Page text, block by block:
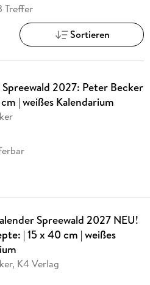
Treffer
Sortieren
2027: Peter Becker
| weißes Kalendarium
Spreewald 2027 NEU!
| 15 x 40 cm | weißes
K4 Verlag